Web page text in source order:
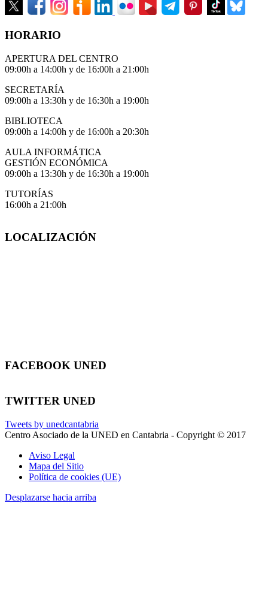
HORARIO
APERTURA DEL CENTRO
09:00h a 14:00h y de 16:00h a 21:00h
SECRETARÍA
09:00h a 13:30h y de 16:30h a 19:00h
BIBLIOTECA
09:00h a 14:00h y de 16:00h a 20:30h
AULA INFORMÁTICA
GESTIÓN ECONÓMICA
09:00h a 13:30h y de 16:30h a 19:00h
TUTORÍAS
16:00h a 21:00h
LOCALIZACIÓN
FACEBOOK UNED
TWITTER UNED
Tweets by unedcantabria
Centro Asociado de la UNED en Cantabria - Copyright © 2017
Aviso Legal
Mapa del Sitio
Política de cookies (UE)
Desplazarse hacia arriba